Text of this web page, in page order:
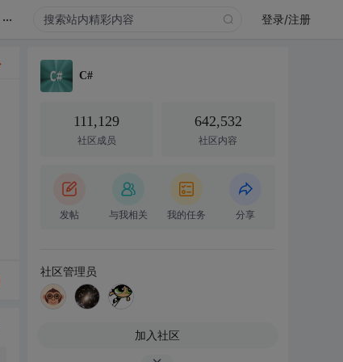
... 登录/注册
C#
111,129
社区成员
642,532
社区内容
发帖 与我相关 我的任务 分享
社区管理员
加入社区